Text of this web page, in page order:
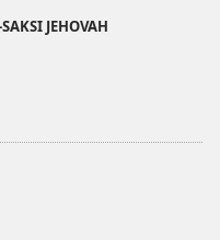
JEHOVAH